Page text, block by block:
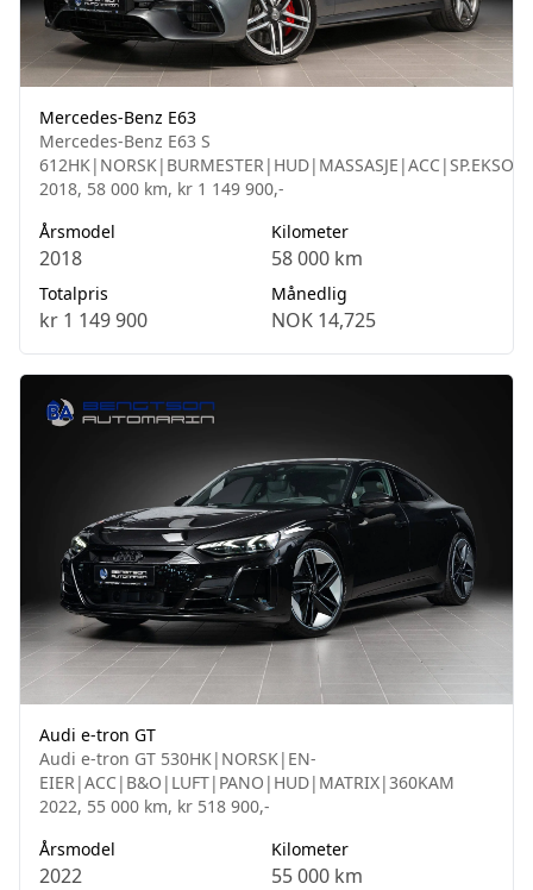
Mercedes-Benz E63
Mercedes-Benz E63 S
2018, 58 000 km, kr 1 149 900,-
Årsmodel
2018
Kilometer
58 000 km
Totalpris
kr 1 149 900
Månedlig
NOK 14,725
Audi e-tron GT
Audi e-tron GT 530HK|NORSK|EN-
EIER|ACC|B&O|LUFT|PANO|HUD|MATRIX|360KAM
2022, 55 000 km, kr 518 900,-
Årsmodel
2022
Kilometer
55 000 km